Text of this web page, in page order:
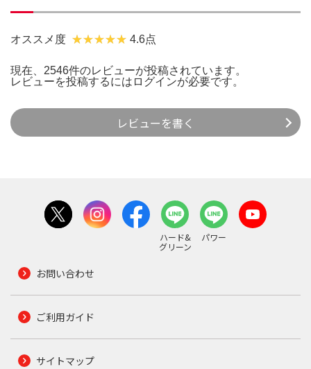
オススメ度 4.6点
現在、2546件のレビューが投稿されています。
レビューを投稿するには ログインが必要です。
レビューを書く
ハード&
グリーン
パワー
お問い合わせ
ご利用ガイド
サイトマップ